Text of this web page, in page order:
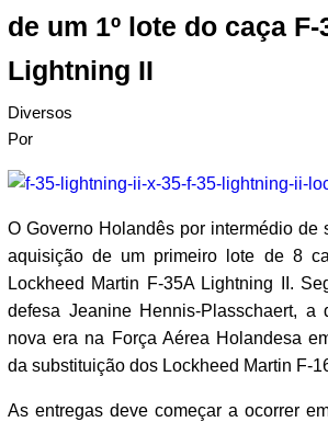
de um 1º lote do caça F-
Lightning II
Diversos
Por
O Governo Holandês por intermédio de
aquisição de um primeiro lote de 8
Lockheed Martin F-35A Lightning II.
defesa Jeanine Hennis-Plasschaert, a
nova era na Força Aérea Holandesa
da substituição dos Lockheed Martin F-
As entregas deve começar a ocorrer